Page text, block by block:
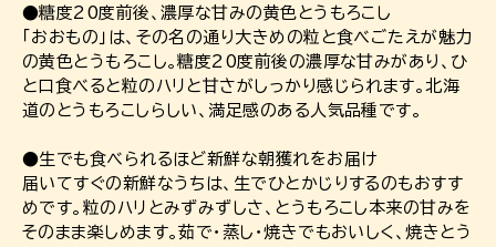
●糖度20度前後、濃厚な甘みの黄色とうもろこし
「おおもの」は、その名の通り大きめの粒と食べごたえが魅力
の黄色とうもろこし。糖度20度前後の濃厚な甘みがあり、ひ
と口食べると粒のハリと甘さがしっかり感じられます。北海
道のとうもろこしらしい、満足感のある人気品種です。
●生でも食べられるほど新鮮な朝獲れをお届け
届いてすぐの新鮮なうちは、生でひとかじりするのもおすす
めです。粒のハリとみずみずしさ、とうもろこし本来の甘みを
そのまま楽しめます。茹で・蒸し・焼きでもおいしく、焼きとう